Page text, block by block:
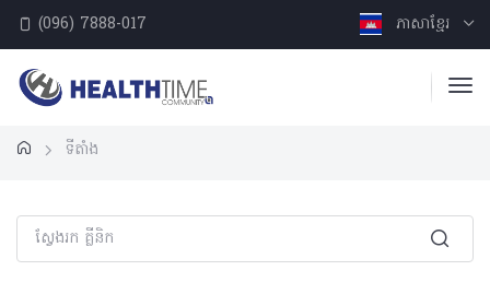
(096) 7888-017 ភាសាខ្មែរ
ទីតាំង